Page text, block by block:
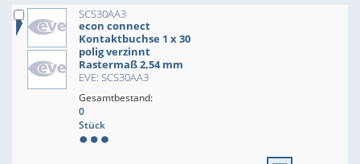
SCS30AA3
econ connect
Kontaktbuchse 1 x 30
polig verzinnt
Rastermaß 2,54 mm
EVE: SCS30AA3
Gesamtbestand:
0
Stück